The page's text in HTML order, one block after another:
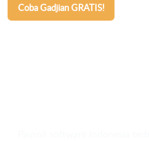
Coba Gadjian GRATIS!